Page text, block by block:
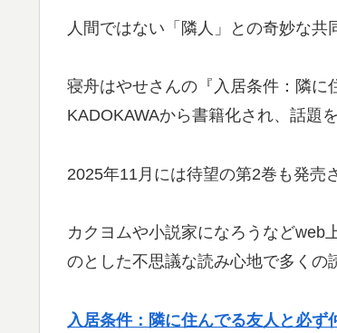
人間ではない「隣人」との奇妙な共
寝舟はやせさんの『入居条件：隣に
KADOKAWAから書籍化され、話題
2025年11月には待望の第2巻も発売
カクヨムや小説家になろうなどweb
のとした不思議な読み心地で多くの
入居条件：隣に住んでる友人と必ず